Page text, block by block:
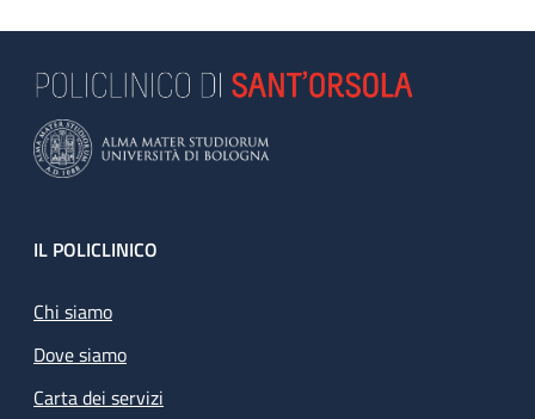
Footer
IL POLICLINICO
Chi siamo
Dove siamo
Carta dei servizi